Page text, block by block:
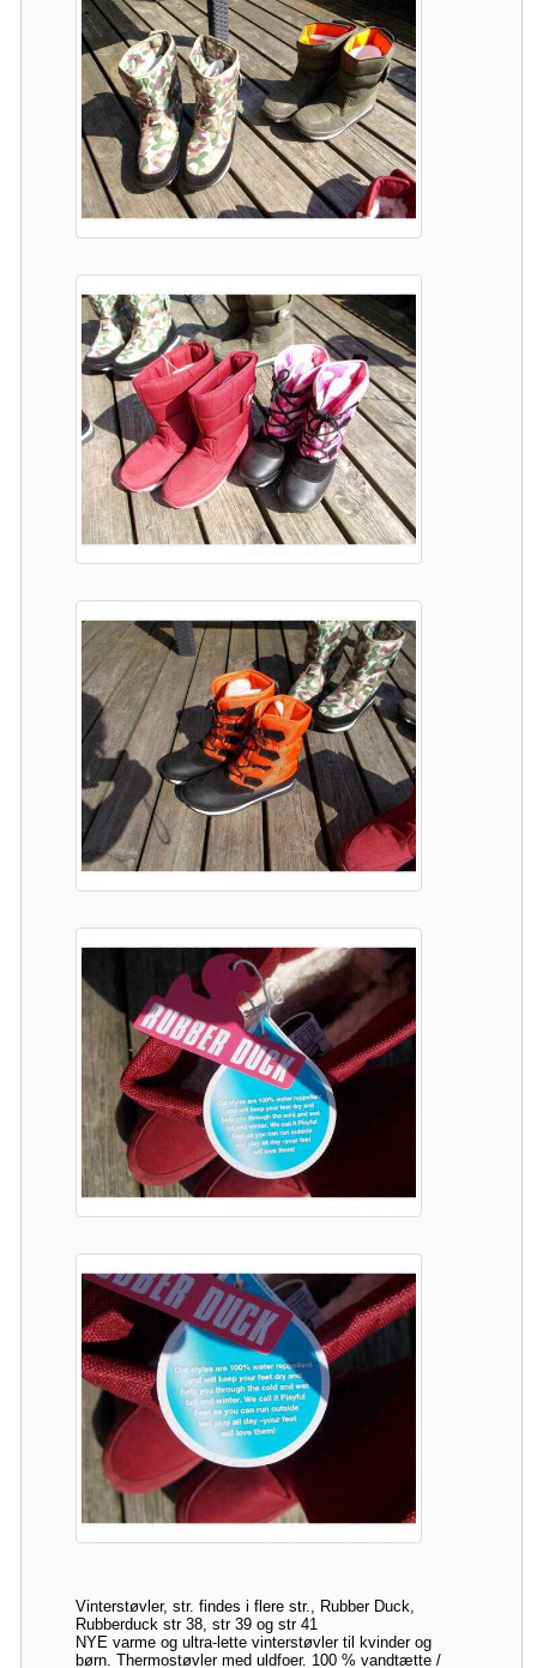
Vinterstøvler, str. findes i flere str., Rubber Duck,
Rubberduck str 38, str 39 og str 41
NYE varme og ultra-lette vinterstøvler til kvinder og
børn. Thermostøvler med uldfoer. 100 % vandtætte /